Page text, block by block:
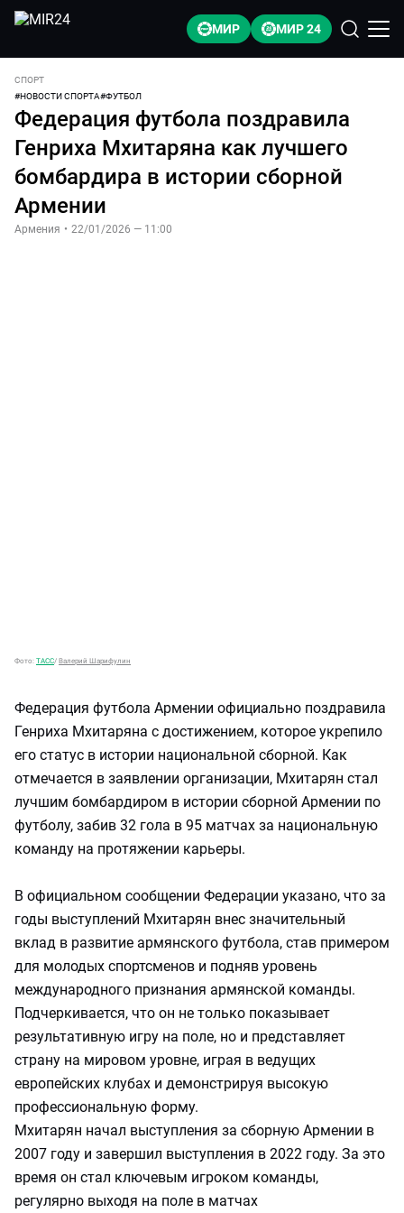
МИР МИР 24
СПОРТ
#НОВОСТИ СПОРТА#ФУТБОЛ
Федерация футбола поздравила
Генриха Мхитаряна как лучшего
бомбардира в истории сборной
Армении
Армения • 22/01/2026 — 11:00
Фото: ТАСС/ Валерий Шарифулин
Федерация футбола Армении официально поздравила
Генриха Мхитаряна с достижением, которое укрепило
его статус в истории национальной сборной. Как
отмечается в заявлении организации, Мхитарян стал
лучшим бомбардиром в истории сборной Армении по
футболу, забив 32 гола в 95 матчах за национальную
команду на протяжении карьеры.
В официальном сообщении Федерации указано, что за
годы выступлений Мхитарян внес значительный
вклад в развитие армянского футбола, став примером
для молодых спортсменов и подняв уровень
международного признания армянской команды.
Подчеркивается, что он не только показывает
результативную игру на поле, но и представляет
страну на мировом уровне, играя в ведущих
европейских клубах и демонстрируя высокую
профессиональную форму.
Мхитарян начал выступления за сборную Армении в
2007 году и завершил выступления в 2022 году. За это
время он стал ключевым игроком команды,
регулярно выходя на поле в матчах